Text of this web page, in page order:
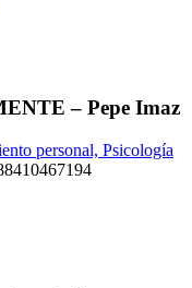
– Pepe Imaz
personal, Psicología